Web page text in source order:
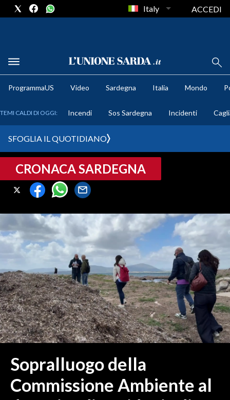
METEO
CRONACA SARDEGNA
CAGLIARI
SULCIS IGLESIENTE
MEDIO CAMPIDANO
ORISTANO E PROVINCIA
SASSARI E PROVINCIA
GALLURA
NUORO E PROVINCIA
OGLIASTRA
AGENDA
ITALIA
MONDO
Italy ACCEDI
ProgrammaUS Video Sardegna Italia Mondo
TEMI CALDI DI OGGI: Incendi Sos Sardegna Incidenti
SFOGLIA IL QUOTIDIANO
CRONACA SARDEGNA
Sopralluogo della
Commissione Ambiente al